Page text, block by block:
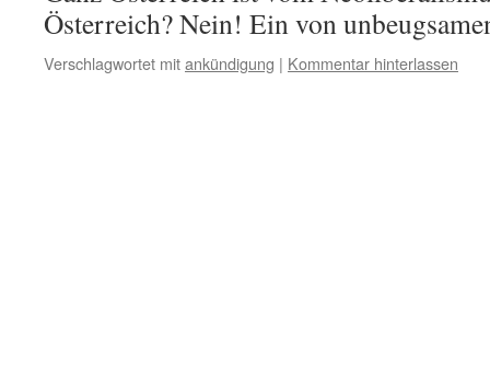
Österreich? Nein! Ein von
Verschlagwortet mitankündigung | Kommentar hinterlassen